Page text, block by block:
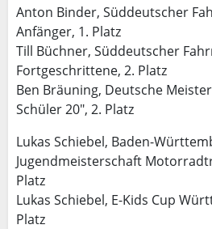
Anton Binder, Süddeutscher
Anfänger, 1. Platz
Till Büchner, Süddeutscher
Fortgeschrittene, 2. Platz
Ben Bräuning, Deutsche
Schüler 20″, 2. Platz
Lukas Schiebel, Baden-
Jugendmeisterschaft
Platz
Lukas Schiebel, E-Kids Cup
Platz